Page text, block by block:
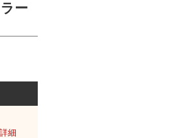
ー
詳細